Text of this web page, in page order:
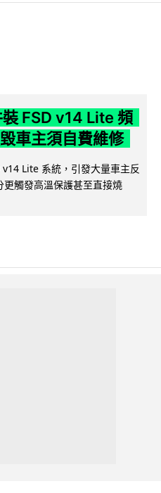
FSD v14 Lite 頻
車主須自費維修
Lite 系統，引發大量車主反
觸發高溫保護甚至直接燒